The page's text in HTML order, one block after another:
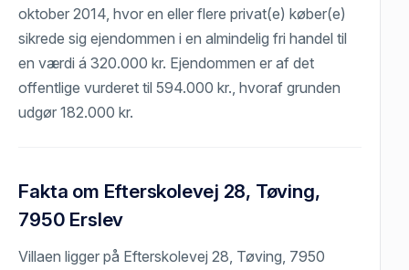
oktober 2014, hvor en eller flere privat(e) køber(e)
sikrede sig ejendommen i en almindelig fri handel til
en værdi á 320.000 kr. Ejendommen er af det
offentlige vurderet til 594.000 kr., hvoraf grunden
udgør 182.000 kr.
Fakta om Efterskolevej 28, Tøving,
7950 Erslev
Villaen ligger på Efterskolevej 28, Tøving, 7950